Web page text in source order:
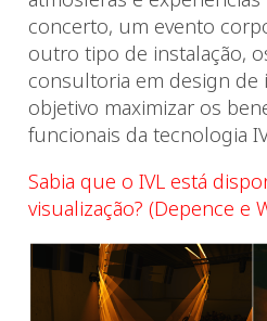
concerto, um evento
outro tipo de instalação,
consultoria em design de
objetivo maximizar os
funcionais da tecnologia
Sabia que o IVL está
visualização? (Depence e